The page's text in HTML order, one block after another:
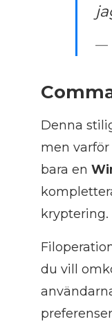
—
Denna
men
bara en
kryptering.
du vill